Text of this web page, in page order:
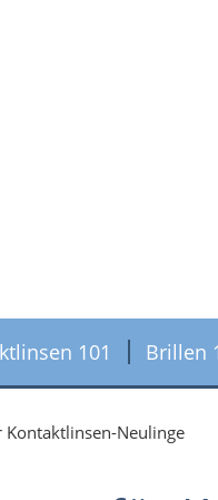
101 Brillen
Neulinge